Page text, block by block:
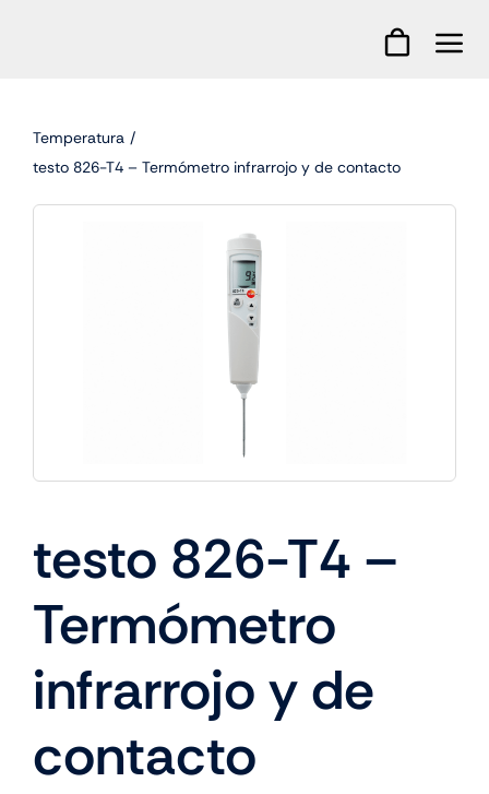
Temperatura
testo 826-T4 – Termómetro infrarrojo y de contacto
testo 826-T4 –
Termómetro
infrarrojo y de
contacto